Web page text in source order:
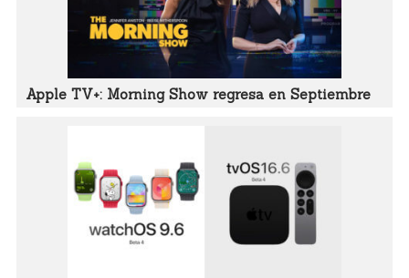
Apple TV+: Morning Show regresa en Septiembre